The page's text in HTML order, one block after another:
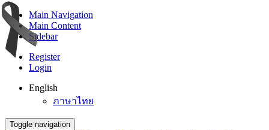
Main Navigation
Main Content
Sidebar
Register
Login
English
ภาษาไทย
Toggle navigation